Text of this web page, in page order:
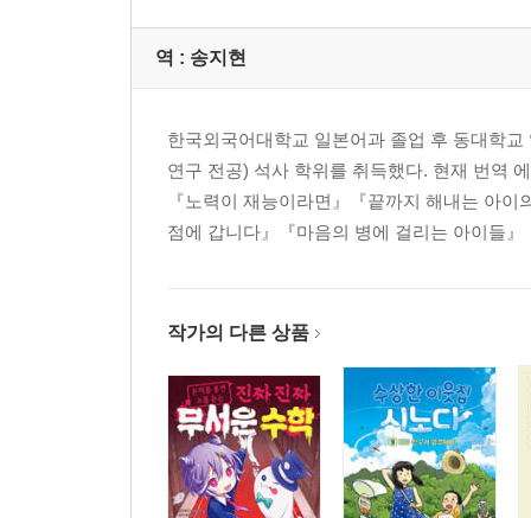
역 : 송지현
한국외국어대학교 일본어과 졸업 후 동대학
연구 전공) 석사 학위를 취득했다. 현재 번역
『노력이 재능이라면』『끝까지 해내는 아
점에 갑니다』『마음의 병에 걸리는 아이들』
작가의 다른 상품